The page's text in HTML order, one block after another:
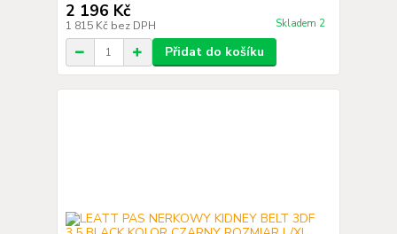
2 196 Kč
1 815 Kč bez DPH Skladem 2
Přidat do košíku